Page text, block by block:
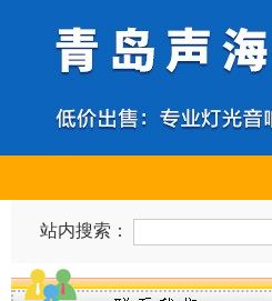
站内搜索：